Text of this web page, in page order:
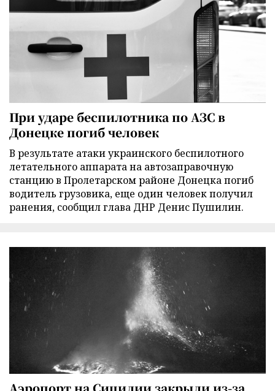
При ударе беспилотника по АЗС в
Донецке погиб человек
В результате атаки украинского беспилотного
летательного аппарата на автозаправочную
станцию в Пролетарском районе Донецка погиб
водитель грузовика, еще один человек получил
ранения, сообщил глава ДНР Денис Пушилин.